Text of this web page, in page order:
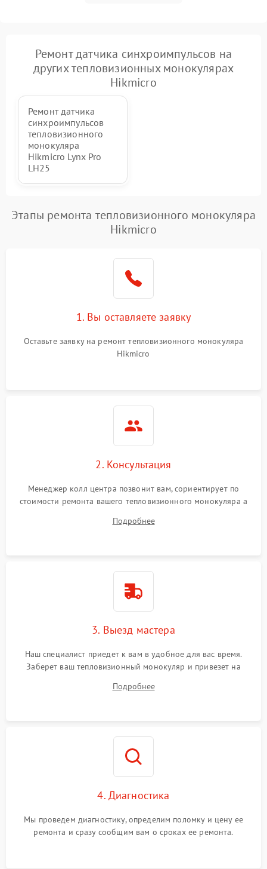
Ремонт датчика синхроимпульсов на
других тепловизионных монокулярах
Hikmicro
Ремонт датчика
синхроимпульсов
тепловизионного
монокуляра
Hikmicro Lynx Pro
LH25
Этапы ремонта тепловизионного монокуляра
Hikmicro
1. Вы оставляете заявку
Оставьте заявку на ремонт тепловизионного монокуляра
Hikmicro
2. Консультация
Менеджер колл центра позвонит вам, сориентирует по
стоимости ремонта вашего тепловизионного монокуляра а
Подробнее
3. Выезд мастера
Наш специалист приедет к вам в удобное для вас время.
Заберет ваш тепловизионный монокуляр и привезет на
Подробнее
4. Диагностика
Мы проведем диагностику, определим поломку и цену ее
ремонта и сразу сообщим вам о сроках ее ремонта.